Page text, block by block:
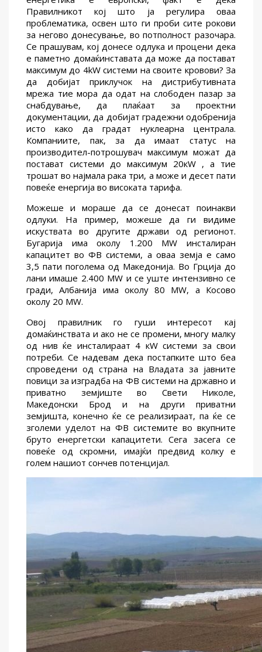
Правилникот кој што ја регулира оваа
проблематика, освен што ги проби сите рокови
за негово донесување, во потполност разочара.
Се прашувам, кој донесе одлука и процени дека
е паметно домаќинставата да може да постават
максимум до 4kW системи на своите кровови? За
да добијат приклучок на дистрибутивната
мрежа тие мора да одат на слободен пазар за
снабдување, да плаќаат за проектни
документации, да добијат градежни одобренија
исто како да градат нуклеарна централа.
Компаниите, пак, за да имаат статус на
производител-потрошувач максимум можат да
постават системи до максимум 20кW , а тие
трошат во најмала рака три, а може и десет пати
повеќе енергија во високата тарифа.
Можеше и мораше да се донесат поинакви
одлуки. На пример, можеше да ги видиме
искуствата во другите држави од регионот.
Бугарија има околу 1.200 MW инсталиран
капацитет во ФВ системи, а оваа земја е само
3,5 пати поголема од Македонија. Во Грција до
лани имаше 2.400 MW и се уште интензивно се
гради, Албанија има околу 80 MW, а Косово
околу 20 MW.
Овој правилник го гуши интересот кај
домаќинствата и ако не се промени, многу малку
од нив ќе инсталираат 4 кW системи за свои
потреби. Се надевам дека постапките што беа
спроведени од страна на Владата за јавните
повици за изградба на ФВ системи на државно и
приватно земјиште во Свети Николе,
Македонски Брод и на други приватни
земјишта, конечно ќе се реализираат, па ќе се
зголеми уделот на ФВ системите во вкупните
бруто енергетски капацитети. Сега засега се
повеќе од скромни, имајќи предвид колку е
голем нашиот сончев потенцијал.